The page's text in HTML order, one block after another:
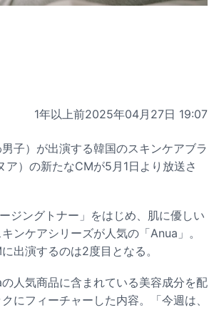
1年以上前2025年04月27日 19:07
子）が出演する韓国のスキンケアブラ
ア）の新たなCMが5月1日より放送さ
ジングトナー」をはじめ、肌に優しい
ンケアシリーズが人気の「Anua」。
出演するのは2度目となる。
人気商品に含まれている美容成分を配
にフィーチャーした内容。「今週は、